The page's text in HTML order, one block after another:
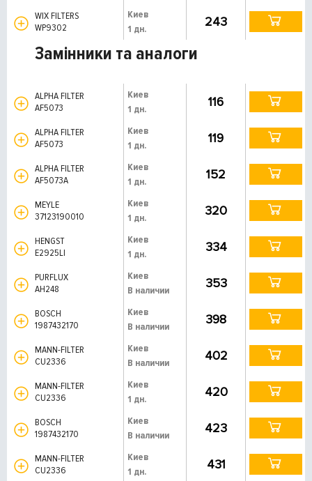
WIX FILTERS
WP9302
Киев
1 дн.
243
Замінники та аналоги
ALPHA FILTER
AF5073
Киев
1 дн.
116
ALPHA FILTER
AF5073
Киев
1 дн.
119
ALPHA FILTER
AF5073A
Киев
1 дн.
152
MEYLE
37123190010
Киев
1 дн.
320
HENGST
E2925LI
Киев
1 дн.
334
PURFLUX
AH248
Киев
В наличии
353
BOSCH
1987432170
Киев
В наличии
398
MANN-FILTER
CU2336
Киев
В наличии
402
MANN-FILTER
CU2336
Киев
1 дн.
420
BOSCH
1987432170
Киев
В наличии
423
MANN-FILTER
CU2336
Киев
1 дн.
431